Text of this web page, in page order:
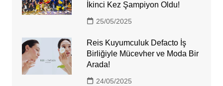
İkinci Kez Şampiyon Oldu!
25/05/2025
Reis Kuyumculuk Defacto İş
Birliğiyle Mücevher ve Moda Bir
Arada!
24/05/2025